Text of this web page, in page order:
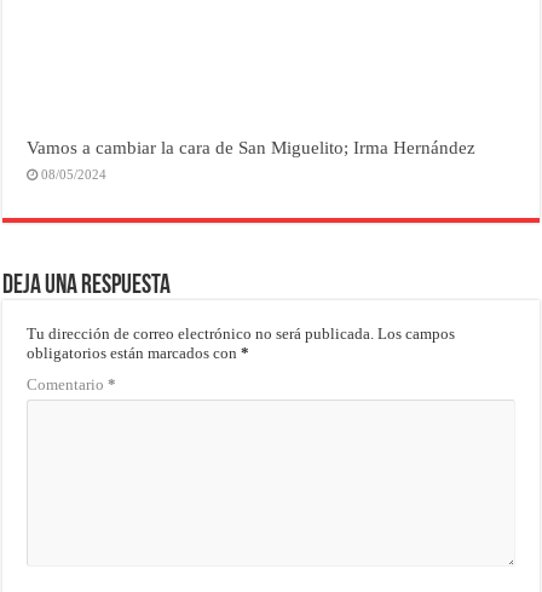
Vamos a cambiar la cara de San Miguelito; Irma Hernández
08/05/2024
Deja una respuesta
Tu dirección de correo electrónico no será publicada. Los campos
obligatorios están marcados con*
Comentario*